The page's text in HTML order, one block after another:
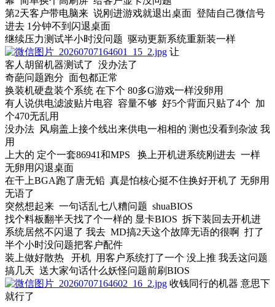
第2天客户带电脑来 说刚进游戏就退出桌面 登陆自己微信号
进去 1分钟不到闪退桌面
继续压力测试半小时没问题 驱动更新系统重新装一样
让
客人胡留机器测试了 没办法了
奇葩问题跑分 面包都正常
换装机硬盘装个系统 在下个 80多G游戏一样没卵用
有人说供电滤波贴片电容 容量不够 好5个背面只贴了4个 加
个470无乱用
没办法 风扇盖上接个线出来供电一相相的 测也没看到杂波 我
用
上大的 定个一套86941和MPS 换上开机进系统刚进去 一样
无卵用闪退桌面
在干上BGA跑了唐无铅 真是怕核心挺不住换好开机了 无卵用
无语了
突然想起来 一句话乱七八糟问题 shuaBIOS
找个料板翻半天找了个一样的 显卡BIOS 拆下装回去开机进
系统居然不闪退了 我去 MD搞2天这个故障无语的很啊 打了
半个小时没问题把客户配件
装上做好散热 开机 用客户系统打了一个 没上推 我丢这问题
搞几天 送大家句话什么妖怪问题前刷BIOS
收钱同行的机器 意思下
就行了